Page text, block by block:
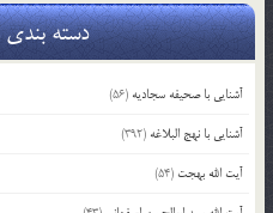
دسته
آشنایی با صحیفه سجادیه (56)
آشنایی با نهج البلاغه (392)
آیت الله بهجت (54)